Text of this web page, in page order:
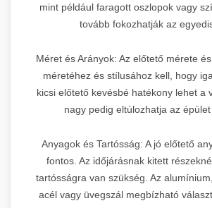
mint például faragott oszlopok vagy
tovább fokozhatják az
Méret és Arányok: Az előtető mérete
méretéhez és stílusához kell, hogy
kicsi előtető kevésbé hatékony lehet a
nagy pedig eltúlozhatja az épület
Anyagok és Tartósság: A jó előtető
fontos. Az időjárásnak kitett
tartósságra van szükség. Az
acél vagy üvegszál megbízható